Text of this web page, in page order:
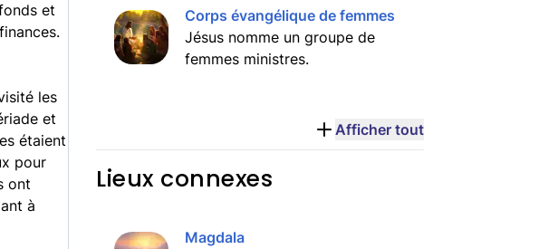
et
les
et
étaient
pour
ont
à
Corps évangélique de femmes
Jésus nomme un groupe de
femmes ministres.
Afficher tout
Lieux connexes
Magdala